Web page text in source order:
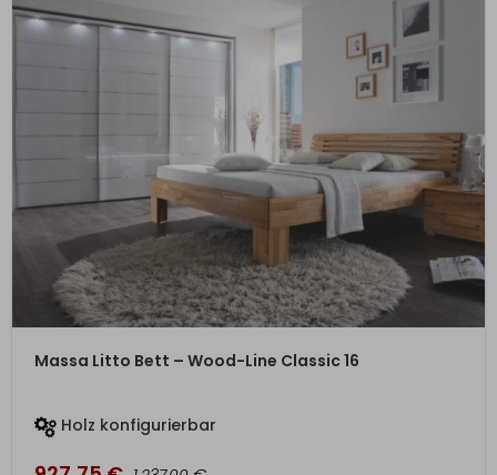
ZUM PRODUKT
Massa Litto Bett – Wood-Line Classic 16
Holz konfigurierbar